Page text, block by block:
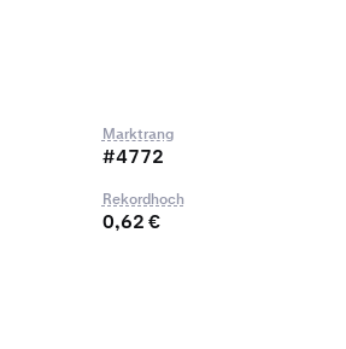
Marktrang
#4772
Rekordhoch
0,62 €